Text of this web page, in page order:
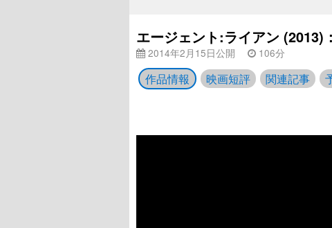
エージェント:ライアン (2013)
2014年2月15日公開 106分
作品情報 映画短評 関連記事